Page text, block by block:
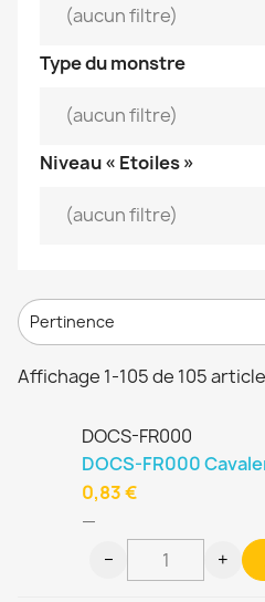
(aucun filtre)
Type du monstre
(aucun filtre)
Niveau « Etoiles »
(aucun filtre)
Pertinence
Affichage 1-105 de 105
DOCS-FR000
DOCS-FR000
—
0,83 €
− +